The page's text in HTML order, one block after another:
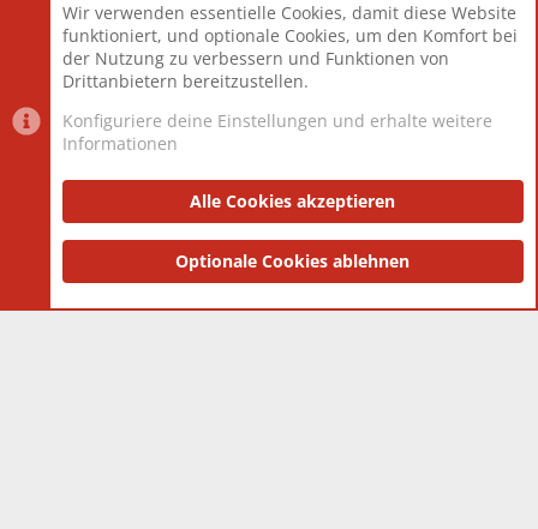
Mitglieder
12.427
Neuestes Mitglied
Berlin
Datenschutzerklärung Impressum
Community platform by XenForo® © 2010-2025 XenForo Ltd.
and add-ons by ThemeHouse
Wir verwenden essentielle Cookies, damit diese Website
funktioniert, und optionale Cookies, um den Komfort bei
der Nutzung zu verbessern und Funktionen von
Drittanbietern bereitzustellen.
Konfiguriere deine Einstellungen und erhalte weitere
Informationen
Alle Cookies akzeptieren
Optionale Cookies ablehnen